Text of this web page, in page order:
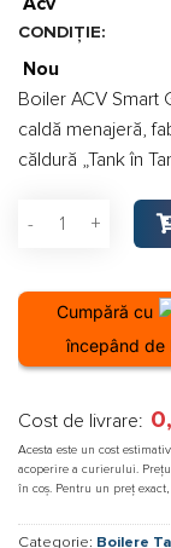
CONDIȚIE:
Nou
Boiler ACV Smart
caldă menajeră,
căldură „Tank în
Cantitate Boiler
Cumpără cu
începând de
Cost de livrare:
Acesta este un cost
acoperire a curierului.
în coș. Pentru un preț
Categorie: Boilere